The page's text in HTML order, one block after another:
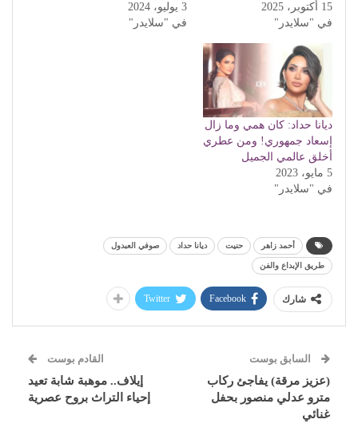
15 أكتوبر، 2025
في "سلايدر"
3 يوليو، 2024
في "سلايدر"
ديانا حداد: كان همي وما زال
إسعاد جمهوري! ومن عطري
أخلق عالمي الجميل
5 مايو، 2023
في "سلايدر"
أحمد زاهر حنيت ديانا حداد صوفي العبدول
طريق الإبداع والفن
شارك Facebook
Twitter
السابق بوست
(عزيز مرقة) يفاجئ ركاب
مترو عدلي منصور بحفل
غنائي
القادم بوست
إيلاف.. موهبة شابة تعيد
إحياء التراث بروح عصرية